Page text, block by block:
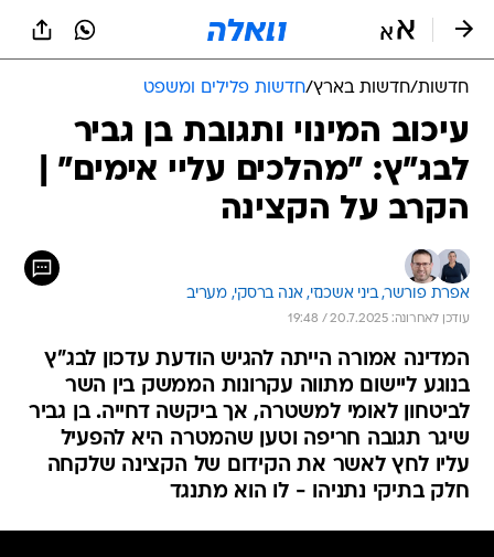
חדשות/חדשות בארץ/חדשות פלילים ומשפט
עיכוב המינוי ותגובת בן גביר
לבג"ץ: "מהלכים עליי אימים" |
הקרב על הקצינה
אפרת פורשר, ביני אשכנזי, אנה ברסקי, מעריב
עודכן לאחרונה: 20.7.2025 / 19:48
המדינה אמורה הייתה להגיש הודעת עדכון לבג"ץ
בנוגע ליישום מתווה עקרונות הממשק בין השר
לביטחון לאומי למשטרה, אך ביקשה דחייה. בן גביר
שיגר תגובה חריפה וטען שהמטרה היא להפעיל
עליו לחץ לאשר את הקידום של הקצינה שלקחה
חלק בתיקי נתניהו - לו הוא מתנגד